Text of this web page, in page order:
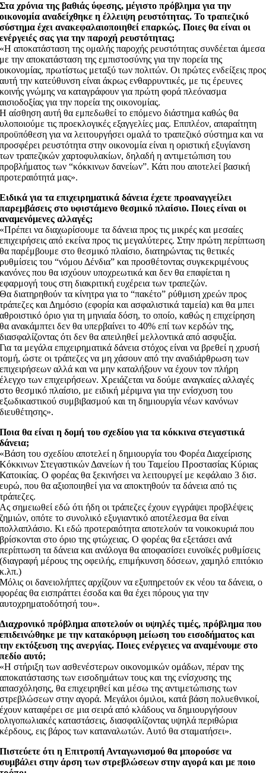
Στα χρόνια της βαθιάς ύφεσης, μέγιστο πρόβλημα για την
οικονομία αναδείχθηκε η έλλειψη ρευστότητας. Το τραπεζικό
σύστημα έχει ανακεφαλαιοποιηθεί επαρκώς. Ποιες θα είναι οι
ενέργειές σας για την παροχή ρευστότητας;
«Η αποκατάσταση της ομαλής παροχής ρευστότητας συνδέεται άμεσα
με την αποκατάσταση της εμπιστοσύνης για την πορεία της
οικονομίας, πρωτίστως μεταξύ των πολιτών. Οι πρώτες ενδείξεις προς
αυτή την κατεύθυνση είναι άκρως ενθαρρυντικές, με τις έρευνες
κοινής γνώμης να καταγράφουν για πρώτη φορά πλεόνασμα
αισιοδοξίας για την πορεία της οικονομίας.
Η αίσθηση αυτή θα εμπεδωθεί το επόμενο διάστημα καθώς θα
υλοποιούμε τις προεκλογικές εξαγγελίες μας. Επιπλέον, απαραίτητη
προϋπόθεση για να λειτουργήσει ομαλά το τραπεζικό σύστημα και να
προσφέρει ρευστότητα στην οικονομία είναι η οριστική εξυγίανση
των τραπεζικών χαρτοφυλακίων, δηλαδή η αντιμετώπιση του
προβλήματος των “κόκκινων δανείων”. Κάτι που αποτελεί βασική
προτεραιότητά μας».
Ειδικά για τα επιχειρηματικά δάνεια έχετε προαναγγείλει
παρεμβάσεις στο υφιστάμενο θεσμικό πλαίσιο. Ποιες είναι οι
αναμενόμενες αλλαγές;
«Πρέπει να διαχωρίσουμε τα δάνεια προς τις μικρές και μεσαίες
επιχειρήσεις από εκείνα προς τις μεγαλύτερες. Στην πρώτη περίπτωση
θα παρέμβουμε στο θεσμικό πλαίσιο, διατηρώντας τις θετικές
ρυθμίσεις του “νόμου Δένδια” και προσθέτοντας συγκεκριμένους
κανόνες που θα ισχύουν υποχρεωτικά και δεν θα επαφίεται η
εφαρμογή τους στη διακριτική ευχέρεια των τραπεζών.
Θα διατηρηθούν τα κίνητρα για τo “πακέτο” ρύθμιση χρεών προς
τράπεζες και Δημόσιο (εφορία και ασφαλιστικά ταμεία) και θα μπει
αθροιστικό όριο για τη μηνιαία δόση, το οποίο, καθώς η επιχείρηση
θα ανακάμπτει δεν θα υπερβαίνει το 40% επί των κερδών της,
διασφαλίζοντας ότι δεν θα απειληθεί μελλοντικά από ασφυξία.
Για τα μεγάλα επιχειρηματικά δάνεια στόχος είναι να βρεθεί η χρυσή
τομή, ώστε οι τράπεζες να μη χάσουν από την αναδιάρθρωση των
επιχειρήσεων αλλά και να μην καταλήξουν να έχουν τον πλήρη
έλεγχο των επιχειρήσεων. Χρειάζεται να δούμε αναγκαίες αλλαγές
στο θεσμικό πλαίσιο, με ειδική μέριμνα για την ενίσχυση του
εξωδικαστικού συμβιβασμού και τη δημιουργία νέων κανόνων
διευθέτησης».
Ποια θα είναι η δομή του σχεδίου για τα κόκκινα στεγαστικά
δάνεια;
«Βάση του σχεδίου αποτελεί η δημιουργία του Φορέα Διαχείρισης
Κόκκινων Στεγαστικών Δανείων ή του Ταμείου Προστασίας Κύριας
Κατοικίας. Ο φορέας θα ξεκινήσει να λειτουργεί με κεφάλαιο 3 δισ.
ευρώ, που θα αξιοποιηθεί για να αποκτηθούν τα δάνεια από τις
τράπεζες.
Ας σημειωθεί εδώ ότι ήδη οι τράπεζες έχουν εγγράψει προβλέψεις
ζημιών, οπότε το συνολικό εξυγιαντικό αποτέλεσμα θα είναι
πολλαπλάσιο. Κι εδώ προτεραιότητα αποτελούν τα νοικοκυριά που
βρίσκονται στο όριο της φτώχειας. Ο φορέας θα εξετάσει ανά
περίπτωση τα δάνεια και ανάλογα θα αποφασίσει ευνοϊκές ρυθμίσεις
(διαγραφή μέρους της οφειλής, επιμήκυνση δόσεων, χαμηλό επιτόκιο
κ.λπ.)
Μόλις οι δανειολήπτες αρχίζουν να εξυπηρετούν εκ νέου τα δάνεια, ο
φορέας θα εισπράττει έσοδα και θα έχει πόρους για την
αυτοχρηματοδότησή του».
Διαχρονικό πρόβλημα αποτελούν οι υψηλές τιμές, πρόβλημα που
επιδεινώθηκε με την κατακόρυφη μείωση του εισοδήματος και
την εκτόξευση της ανεργίας. Ποιες ενέργειες να αναμένουμε στο
πεδίο αυτό;
«Η στήριξη των ασθενέστερων οικονομικών ομάδων, πέραν της
αποκατάστασης των εισοδημάτων τους και της ενίσχυσης της
απασχόλησης, θα επιχειρηθεί και μέσω της αντιμετώπισης των
στρεβλώσεων στην αγορά. Μεγάλοι όμιλοι, κατά βάση πολυεθνικοί,
έχουν καταφέρει σε μια σειρά από κλάδους να δημιουργήσουν
ολιγοπωλιακές καταστάσεις, διασφαλίζοντας υψηλά περιθώρια
κέρδους, εις βάρος των καταναλωτών. Αυτό θα σταματήσει».
Πιστεύετε ότι η Επιτροπή Ανταγωνισμού θα μπορούσε να
συμβάλει στην άρση των στρεβλώσεων στην αγορά και με ποιο